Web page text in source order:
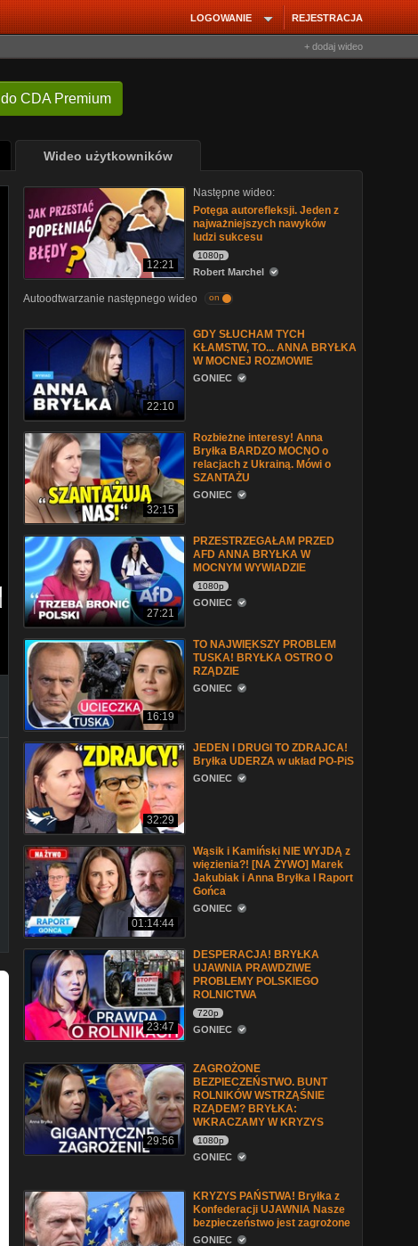
REJESTRACJA
LOGOWANIE
+ dodaj wideo
do CDA Premium
Wideo użytkowników
12:21
Następne wideo:
Potęga autorefleksji. Jeden z
najważniejszych nawyków
ludzi sukcesu
1080p
Robert Marchel
Autoodtwarzanie następnego wideo on
22:10
GDY SŁUCHAM TYCH
KŁAMSTW, TO... ANNA BRYŁKA
W MOCNEJ ROZMOWIE
GONIEC
32:15
Rozbieżne interesy! Anna
Bryłka BARDZO MOCNO o
relacjach z Ukrainą. Mówi o
SZANTAŻU
GONIEC
27:21
PRZESTRZEGAŁAM PRZED
AFD ANNA BRYŁKA W
MOCNYM WYWIADZIE
1080p
GONIEC
16:19
TO NAJWIĘKSZY PROBLEM
TUSKA! BRYŁKA OSTRO O
RZĄDZIE
GONIEC
32:29
JEDEN I DRUGI TO ZDRAJCA!
Bryłka UDERZA w układ PO-PiS
GONIEC
01:14:44
Wąsik i Kamiński NIE WYJDĄ z
więzienia?! [NA ŻYWO] Marek
Jakubiak i Anna Bryłka l Raport
Gońca
GONIEC
23:47
DESPERACJA! BRYŁKA
UJAWNIA PRAWDZIWE
PROBLEMY POLSKIEGO
ROLNICTWA
720p
GONIEC
29:56
ZAGROŻONE
BEZPIECZEŃSTWO. BUNT
ROLNIKÓW WSTRZĄŚNIE
RZĄDEM? BRYŁKA:
WKRACZAMY W KRYZYS
1080p
GONIEC
KRYZYS PAŃSTWA! Bryłka z
Konfederacji UJAWNIA Nasze
bezpieczeństwo jest zagrożone
GONIEC